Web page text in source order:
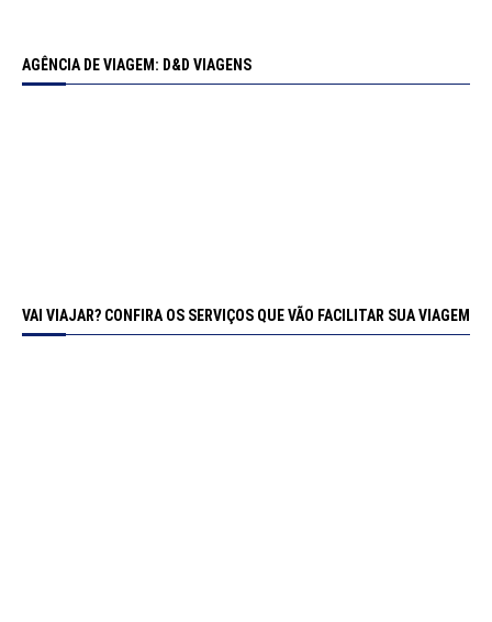
AGÊNCIA DE VIAGEM: D&D VIAGENS
VAI VIAJAR? CONFIRA OS SERVIÇOS QUE VÃO FACILITAR SUA VIAGEM